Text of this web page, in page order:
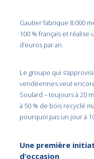
Gautier fabrique 8.000
100 % français et réalise
d’euros par an.
Le groupe qui
vendéennes veut
Soulard – toujours à 20
à 50 % de bois recyclé
pourquoi pas un jour à
Une première
d’occasion